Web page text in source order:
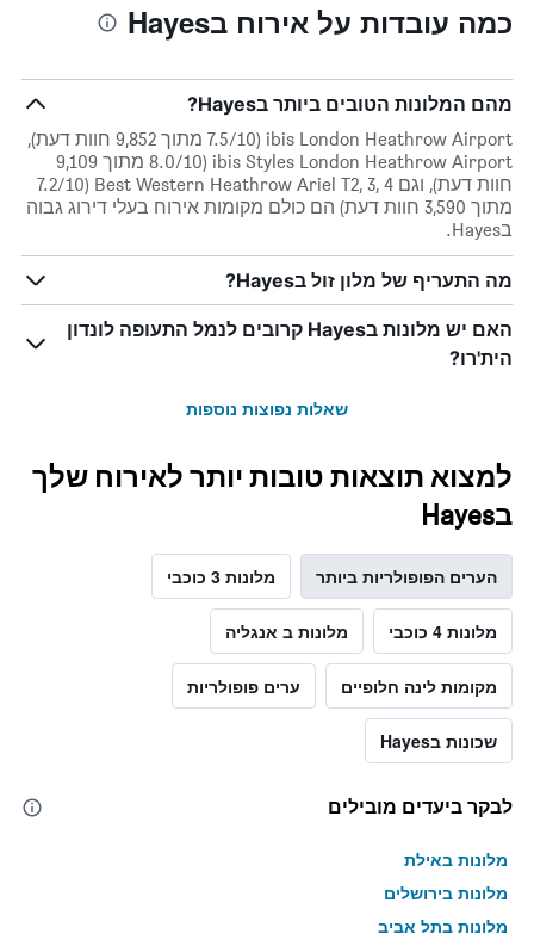
כמה עובדות על אירוח בHayes
מהם המלונות הטובים ביותר בHayes?
ibis London Heathrow Airport (7.5/10 מתוך 9,852 חוות דעת),
ibis Styles London Heathrow Airport (8.0/10 מתוך 9,109
חוות דעת), וגם Best Western Heathrow Ariel T2, 3, 4 (7.2/10
מתוך 3,590 חוות דעת) הם כולם מקומות אירוח בעלי דירוג גבוה
בHayes.
מה התעריף של מלון זול בHayes?
האם יש מלונות בHayes קרובים לנמל התעופה לונדון
הית'רו?
שאלות נפוצות נוספות
למצוא תוצאות טובות יותר לאירוח שלך
בHayes
הערים הפופולריות ביותר מלונות 3 כוכבי
מלונות 4 כוכבי מלונות ב אנגליה
מקומות לינה חלופיים ערים פופולריות
שכונות בHayes
לבקר ביעדים מובילים
מלונות באילת
מלונות בירושלים
מלונות בתל אביב